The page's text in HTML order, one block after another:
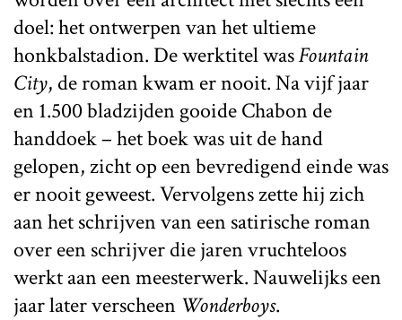
doel: het ontwerpen van het ultieme
honkbalstadion. De werktitel wasFountain
City, de roman kwam er nooit. Na vijf jaar
en 1.500 bladzijden gooide Chabon de
handdoek – het boek was uit de hand
gelopen, zicht op een bevredigend einde was
er nooit geweest. Vervolgens zette hij zich
aan het schrijven van een satirische roman
over een schrijver die jaren vruchteloos
werkt aan een meesterwerk. Nauwelijks een
jaar later verscheen Wonderboys.